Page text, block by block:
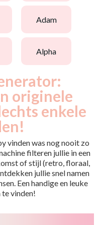
adam
alpha
originele
enkele
vinden was nog nooit zo
filteren jullie in een
of stijl (retro, floraal,
jullie snel namen
Een handige en leuke
te vinden!